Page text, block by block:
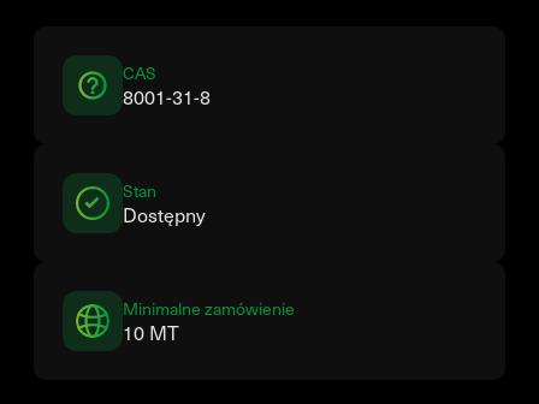
CAS
8001-31-8
Stan
Dostępny
Minimalne zamówienie
10 MT